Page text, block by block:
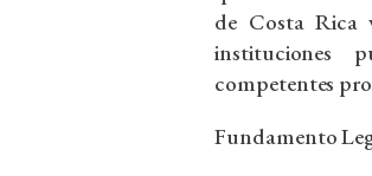
de Costa Rica
instituciones
competentes
Fundamento